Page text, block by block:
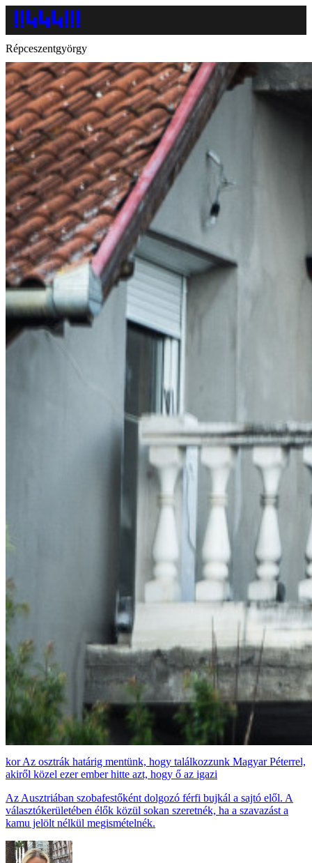
Répceszentgyörgy
Az osztrák határig mentünk, hogy találkozzunk Magyar Péterrel,
akiről közel ezer ember hitte azt, hogy ő az igazi
Az Ausztriában szobafestőként dolgozó férfi bujkál a sajtó elől. A
választókerületében élők közül sokan szeretnék, ha a szavazást a
kamu jelölt nélkül megismételnék.